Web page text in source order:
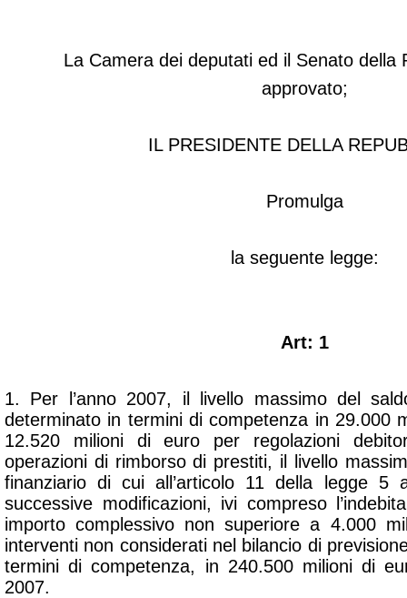
La Camera dei deputati ed il Senato della
approvato;
IL PRESIDENTE DELLA
Promulga
la seguente legge:
Art: 1
1. Per l’anno 2007, il livello massimo del
determinato in termini di competenza in 29.000
12.520 milioni di euro per regolazioni
operazioni di rimborso di prestiti, il livello
finanziario di cui all’articolo 11 della legge 5
successive modificazioni, ivi compreso
importo complessivo non superiore a 4.000
interventi non considerati nel bilancio di
termini di competenza, in 240.500 milioni di
2007.